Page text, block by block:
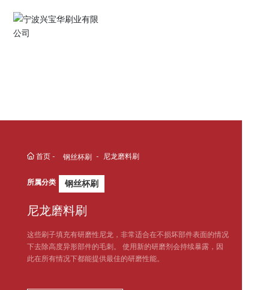
首页 钢丝杯刷 尼龙磨料刷
所属分类 钢丝杯刷
尼龙磨料刷
这些刷子填充有研磨性尼龙，非常适合在不损坏部件表面的情况
下去除高度异形部件的毛刺。 使用新的研磨剂会持续暴露，因
此在所有情况下都能提供最佳的研磨性能。